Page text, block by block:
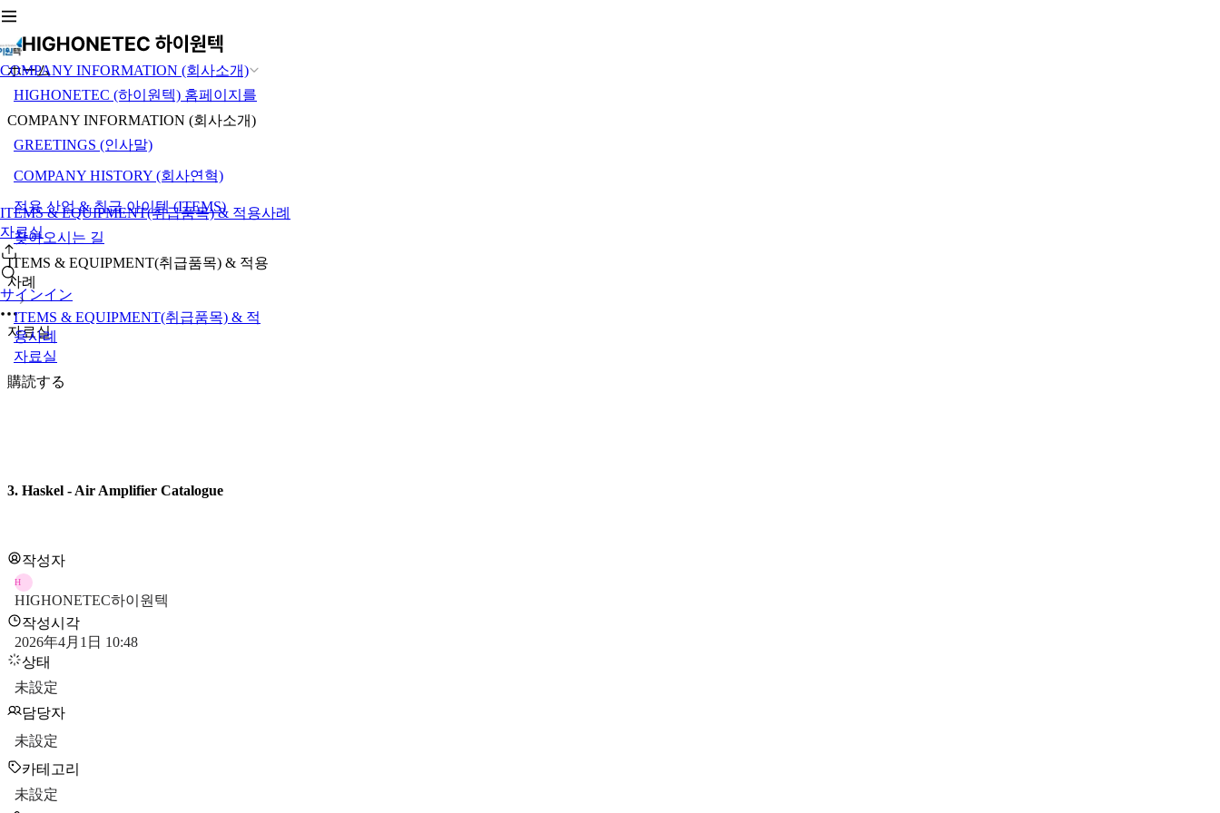
COMPANY INFORMATION (회사소개)
ITEMS & EQUIPMENT(취급품목) & 적용사례
자료실
サインイン
ホーム
HIGHONETEC (하이원텍) 홈페이지를
COMPANY INFORMATION (회사소개)
GREETINGS (인사말)
COMPANY HISTORY (회사연혁)
적용 산업 & 취급 아이템 (ITEMS)
찾아오시는 길
ITEMS & EQUIPMENT(취급품목) & 적용
사례
ITEMS & EQUIPMENT(취급품목) & 적
용사례
자료실
자료실
購読する
3. Haskel - Air Amplifier Catalogue
작성자
H
HIGHONETEC하이원텍
작성시각
2026年4月1日 10:48
상태
未設定
담당자
未設定
카테고리
未設定